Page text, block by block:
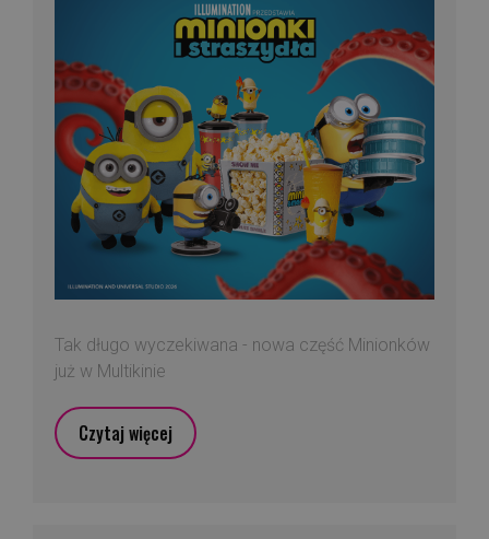
Tak długo wyczekiwana - nowa część Minionków
już w Multikinie
Czytaj więcej